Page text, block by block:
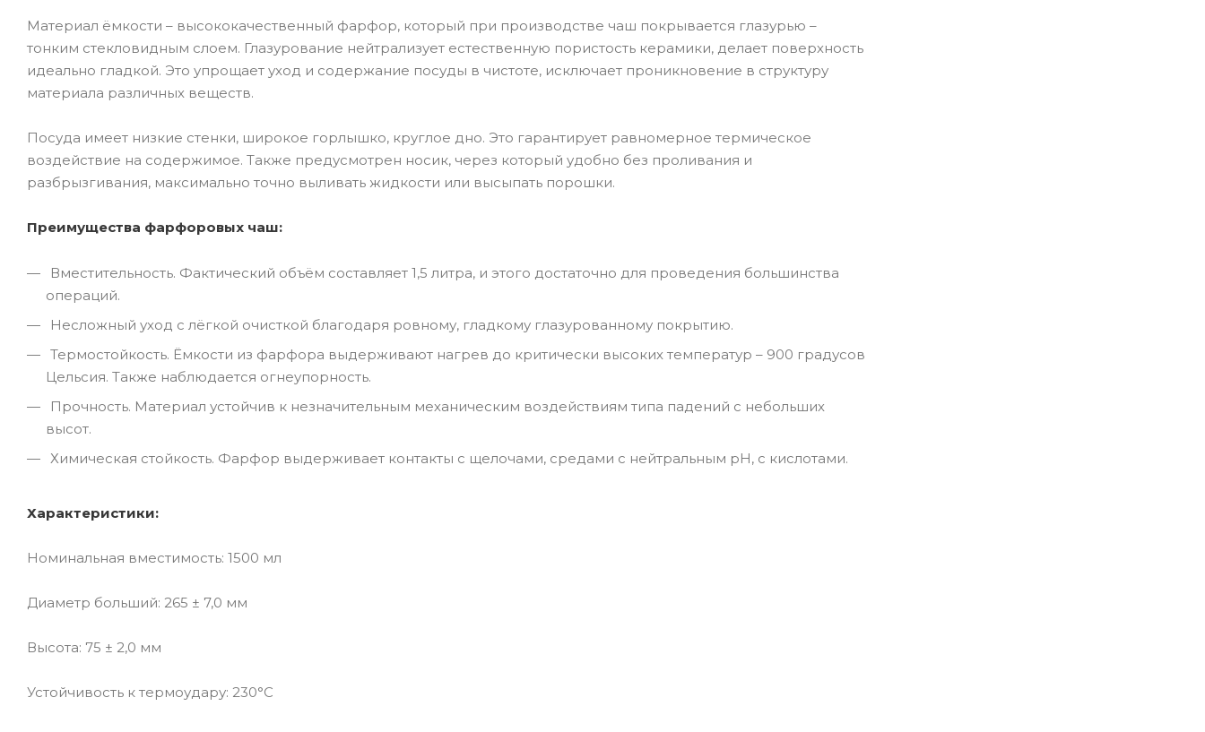
Материал ёмкости – высококачественный фарфор, который при производстве чаш покрывается глазурью –
тонким стекловидным слоем. Глазурование нейтрализует естественную пористость керамики, делает поверхность
идеально гладкой. Это упрощает уход и содержание посуды в чистоте, исключает проникновение в структуру
материала различных веществ.
Посуда имеет низкие стенки, широкое горлышко, круглое дно. Это гарантирует равномерное термическое
воздействие на содержимое. Также предусмотрен носик, через который удобно без проливания и
разбрызгивания, максимально точно выливать жидкости или высыпать порошки.
Преимущества фарфоровых чаш:
Вместительность. Фактический объём составляет 1,5 литра, и этого достаточно для проведения большинства
операций.
Несложный уход с лёгкой очисткой благодаря ровному, гладкому глазурованному покрытию.
Термостойкость. Ёмкости из фарфора выдерживают нагрев до критически высоких температур – 900 градусов
Цельсия. Также наблюдается огнеупорность.
Прочность. Материал устойчив к незначительным механическим воздействиям типа падений с небольших
высот.
Химическая стойкость. Фарфор выдерживает контакты с щелочами, средами с нейтральным pH, с кислотами.
Характеристики:
Номинальная вместимость: 1500 мл
Диаметр больший: 265 ± 7,0 мм
Высота: 75 ± 2,0 мм
Устойчивость к термоудару: 230°С